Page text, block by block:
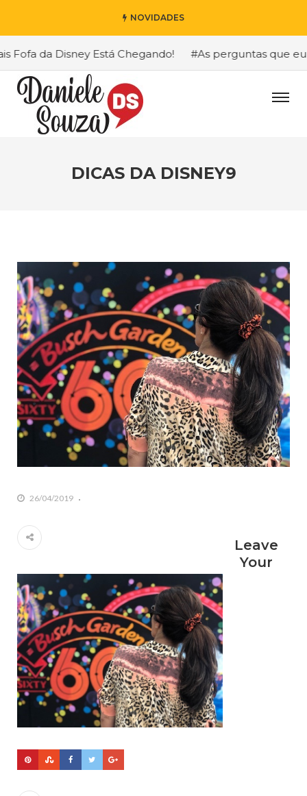
NOVIDADES
da Disney Está Chegando! #As perguntas que eu
DICAS DA DISNEY9
26/04/2019
Leave
Your